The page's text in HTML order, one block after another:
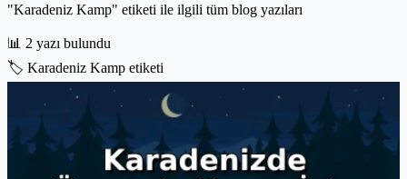
"Karadeniz Kamp" etiketi ile ilgili tüm blog yazıları
📊 2 yazı bulundu
🏷️ Karadeniz Kamp etiketi